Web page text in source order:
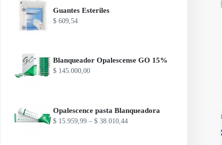
Guantes Esteriles
$ 609,54
Blanqueador Opalescense GO 15%
$ 145.000,00
Opalescence pasta Blanqueadora
$ 15.959,99 – $ 38.010,44R